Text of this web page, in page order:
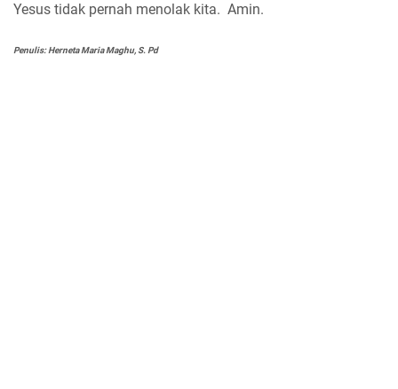
Yesus tidak pernah menolak kita. Amin.
Penulis: Herneta Maria Maghu, S. Pd